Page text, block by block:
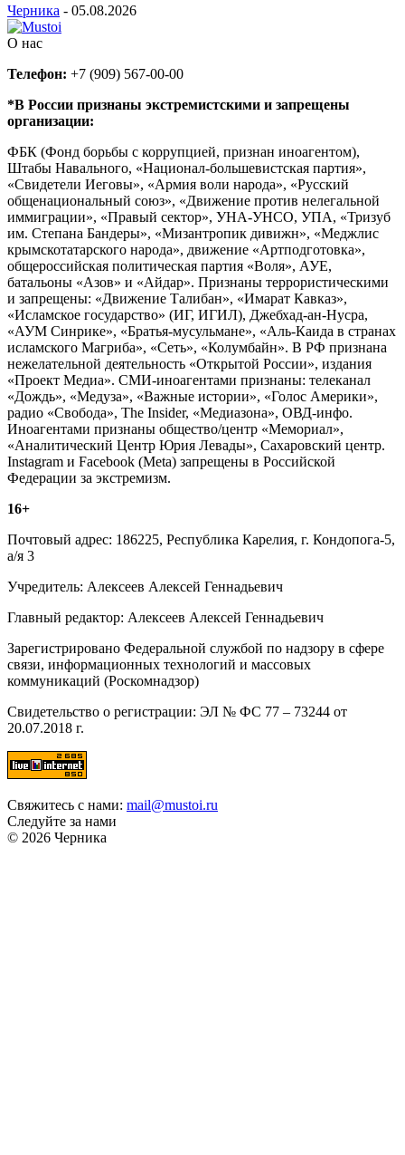
Черника - 05.08.2026
О нас
Телефон: +7 (909) 567-00-00
*В России признаны экстремистскими и запрещены
организации:
ФБК (Фонд борьбы с коррупцией, признан иноагентом),
Штабы Навального, «Национал-большевистская партия»,
«Свидетели Иеговы», «Армия воли народа», «Русский
общенациональный союз», «Движение против нелегальной
иммиграции», «Правый сектор», УНА-УНСО, УПА, «Тризуб
им. Степана Бандеры», «Мизантропик дивижн», «Меджлис
крымскотатарского народа», движение «Артподготовка»,
общероссийская политическая партия «Воля», АУЕ,
батальоны «Азов» и «Айдар». Признаны террористическими
и запрещены: «Движение Талибан», «Имарат Кавказ»,
«Исламское государство» (ИГ, ИГИЛ), Джебхад-ан-Нусра,
«АУМ Синрике», «Братья-мусульмане», «Аль-Каида в странах
исламского Магриба», «Сеть», «Колумбайн». В РФ признана
нежелательной деятельность «Открытой России», издания
«Проект Медиа». СМИ-иноагентами признаны: телеканал
«Дождь», «Медуза», «Важные истории», «Голос Америки»,
радио «Свобода», The Insider, «Медиазона», ОВД-инфо.
Иноагентами признаны общество/центр «Мемориал»,
«Аналитический Центр Юрия Левады», Сахаровский центр.
Instagram и Facebook (Metа) запрещены в Российской
Федерации за экстремизм.
16+
Почтовый адрес: 186225, Республика Карелия, г. Кондопога-5,
а/я 3
Учредитель: Алексеев Алексей Геннадьевич
Главный редактор: Алексеев Алексей Геннадьевич
Зарегистрировано Федеральной службой по надзору в сфере
связи, информационных технологий и массовых
коммуникаций (Роскомнадзор)
Свидетельство о регистрации: ЭЛ № ФС 77 – 73244 от
20.07.2018 г.
Свяжитесь с нами: mail@mustoi.ru
Следуйте за нами
© 2026 Черника